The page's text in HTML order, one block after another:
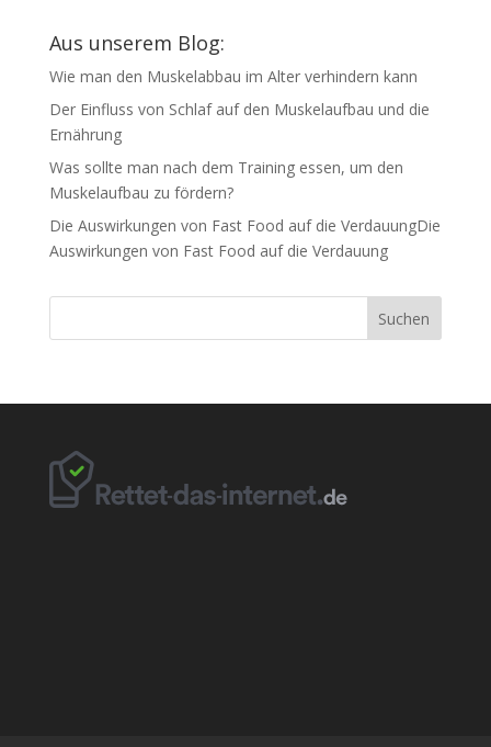
Aus unserem Blog:
Wie man den Muskelabbau im Alter verhindern kann
Der Einfluss von Schlaf auf den Muskelaufbau und die
Ernährung
Was sollte man nach dem Training essen, um den
Muskelaufbau zu fördern?
Die Auswirkungen von Fast Food auf die VerdauungDie
Auswirkungen von Fast Food auf die Verdauung